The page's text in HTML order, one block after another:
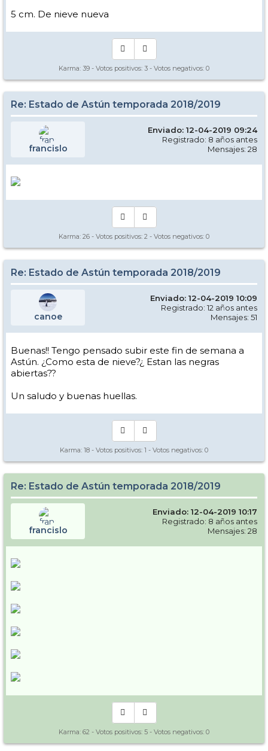
5 cm. De nieve nueva
Karma: 39 - Votos positivos: 3 - Votos negativos: 0
Re: Estado de Astún temporada 2018/2019
francislo
Enviado: 12-04-2019 09:24
Registrado: 8 años antes
Mensajes: 28
Karma: 26 - Votos positivos: 2 - Votos negativos: 0
Re: Estado de Astún temporada 2018/2019
canoe
Enviado: 12-04-2019 10:09
Registrado: 12 años antes
Mensajes: 51
Buenas!! Tengo pensado subir este fin de semana a
Astún. ¿Como esta de nieve?¿ Estan las negras
abiertas??
Un saludo y buenas huellas.
Karma: 18 - Votos positivos: 1 - Votos negativos: 0
Re: Estado de Astún temporada 2018/2019
francislo
Enviado: 12-04-2019 10:17
Registrado: 8 años antes
Mensajes: 28
Karma: 62 - Votos positivos: 5 - Votos negativos: 0